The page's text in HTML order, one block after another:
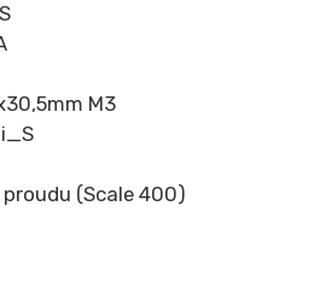
M3
(Scale 400)